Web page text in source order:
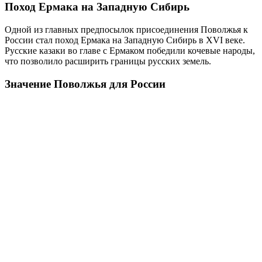
Поход Ермака на Западную Сибирь
Одной из главных предпосылок присоединения Поволжья к
России стал поход Ермака на Западную Сибирь в XVI веке.
Русские казаки во главе с Ермаком победили кочевые народы,
что позволило расширить границы русских земель.
Значение Поволжья для России